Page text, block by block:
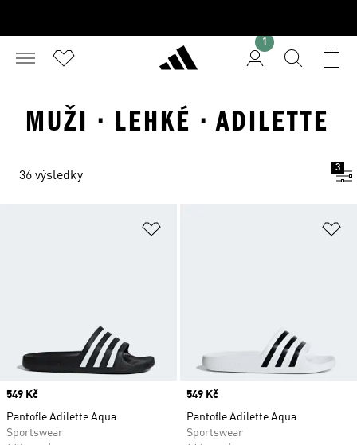
MUŽI · LEHKÉ · ADILETTE
36 výsledky
3
Price
549 Kč
Pantofle Adilette Aqua
Sportswear
Price
549 Kč
Pantofle Adilette Aqua
Sportswear